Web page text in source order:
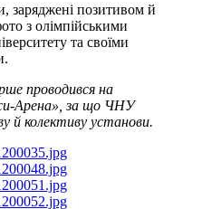
заряджені позитивом й
з олімпійськими
та своїми
проводився на
Арена», за що ЧНУ
й колективу установи.